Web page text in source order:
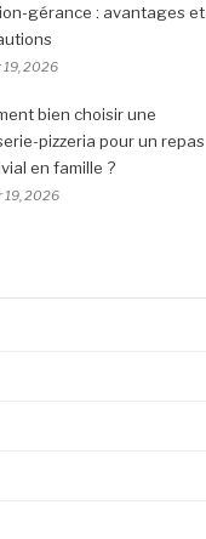
gérance : avantages et
19, 2026
bien choisir une
pizzeria pour un repas
en famille ?
19, 2026